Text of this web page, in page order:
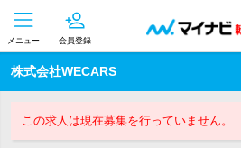
メニュー 会員登録
株式会社WECARS
この求人は現在募集を行っていません。